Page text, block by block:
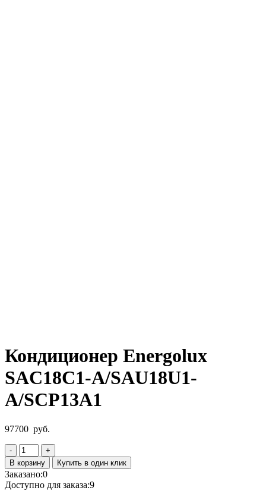
Кондиционер Energolux
SAC18C1-A/SAU18U1-
A/SCP13A1
97700 руб.
Количество
товара
Кондиционер
Energolux
SAC18C1-
В корзину Купить в один клик
Заказано:0
Доступно для заказа:9